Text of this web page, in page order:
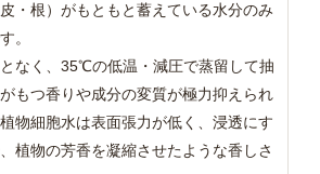
・根）がもともと蓄えている水分のみ
。
なく、35℃の低温・減圧で蒸留して抽
もつ香りや成分の変質が極力抑えられ
物細胞水は表面張力が低く、浸透にす
植物の芳香を凝縮させたような香しさ